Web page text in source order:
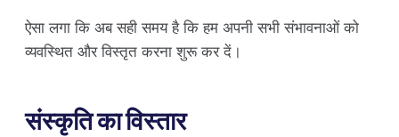
ऐसा लगा कि अब सही समय है कि हम अपनी सभी संभावनाओं को
व्यवस्थित और विस्तृत करना शुरू कर दें।
संस्कृति का विस्तार